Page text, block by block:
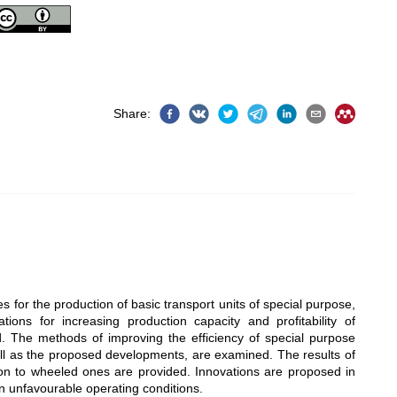
Share:
for the production of basic transport units of special purpose,
for increasing production capacity and profitability of
The methods of improving the efficiency of special purpose
the proposed developments, are examined. The results of
to wheeled ones are provided. Innovations are proposed in
operating conditions.